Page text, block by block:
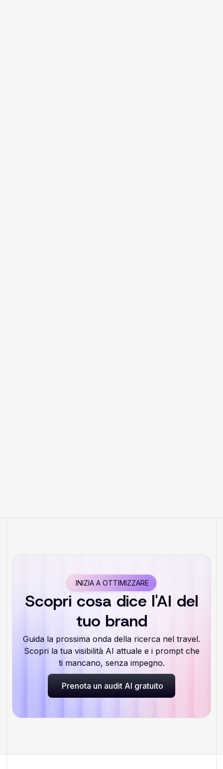
INIZIA A OTTIMIZZARE
Scopri cosa dice l'AI del
tuo brand
Guida la prossima onda della ricerca nel travel.
Scopri la tua visibilità AI attuale e i prompt che
ti mancano, senza impegno.
Prenota un audit AI gratuito
Prenota un audit AI gratuito